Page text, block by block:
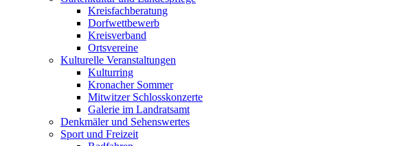
Kreisfachberatung
Dorfwettbewerb
Kreisverband
Ortsvereine
Kulturelle Veranstaltungen
Kulturring
Kronacher Sommer
Mitwitzer Schlosskonzerte
Galerie im Landratsamt
Denkmäler und Sehenswertes
Sport und Freizeit